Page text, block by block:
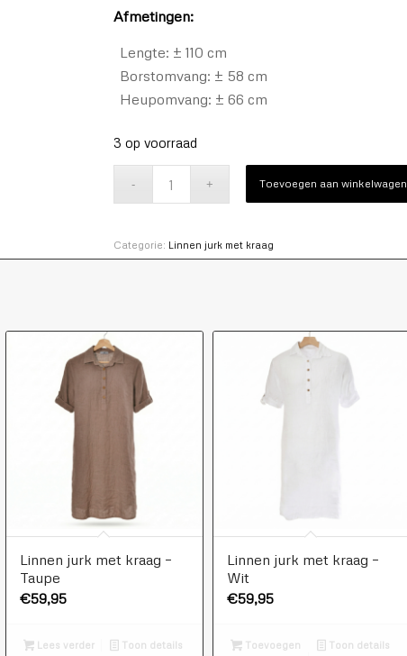
Afmetingen:
Lengte: ± 110 cm
Borstomvang: ± 58 cm
Heupomvang: ± 66 cm
3 op voorraad
Toevoegen aan winkelwagen
Categorie: Linnen jurk met kraag
Linnen jurk met kraag –
Taupe
€59,95
Lees verder Toon details
Linnen jurk met kraag –
Wit
€59,95
Toevoegen
Toon details